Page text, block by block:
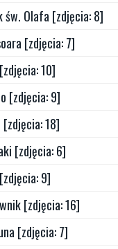
św. Olafa [zdjęcia: 8]
[zdjęcia: 7]
10]
[zdjęcia: 9]
18]
[zdjęcia: 6]
9]
[zdjęcia: 16]
[zdjęcia: 7]